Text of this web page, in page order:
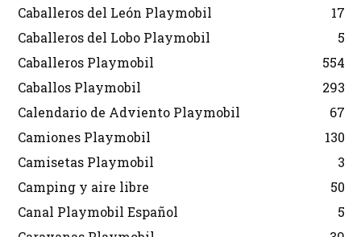
Caballeros del León Playmobil
17
Caballeros del Lobo Playmobil
5
Caballeros Playmobil
554
Caballos Playmobil
293
Calendario de Adviento Playmobil
67
Camiones Playmobil
130
Camisetas Playmobil
3
Camping y aire libre
50
Canal Playmobil Español
5